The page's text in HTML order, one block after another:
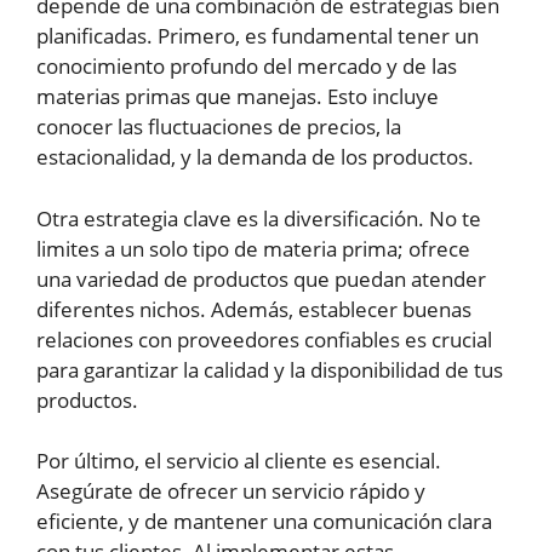
depende de una combinación de estrategias bien
planificadas. Primero, es fundamental tener un
conocimiento profundo del mercado y de las
materias primas que manejas. Esto incluye
conocer las fluctuaciones de precios, la
estacionalidad, y la demanda de los productos.
Otra estrategia clave es la diversificación. No te
limites a un solo tipo de materia prima; ofrece
una variedad de productos que puedan atender
diferentes nichos. Además, establecer buenas
relaciones con proveedores confiables es crucial
para garantizar la calidad y la disponibilidad de tus
productos.
Por último, el servicio al cliente es esencial.
Asegúrate de ofrecer un servicio rápido y
eficiente, y de mantener una comunicación clara